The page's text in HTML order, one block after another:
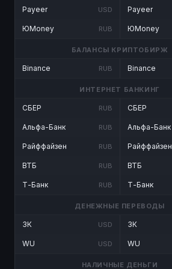
Payeer USD
ЮMoney RUB
Payeer
ЮMoney
БАЛАНСЫ КРИПТОБИРЖ
Binance RUB Binance
ИНТЕРНЕТ БАНКИНГ
СБЕР RUB
Альфа-Банк RUB
Райффайзен RUB
ВТБ RUB
Т-Банк RUB
СБЕР
Альфа-Банк
Райффайзен
ВТБ
Т-Банк
ДЕНЕЖНЫЕ ПЕРЕВОДЫ
ЗК USD
WU USD
ЗК
WU
НАЛИЧНЫЕ ДЕНЬГИ